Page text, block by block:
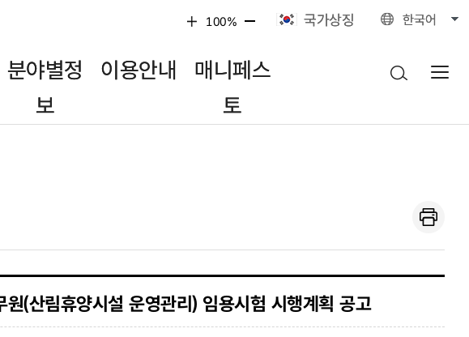
100% 국가상징 한국어
분야별정
보
이용안내
매니페스
토
(산림휴양시설 운영관리) 임용시험 시행계획 공고